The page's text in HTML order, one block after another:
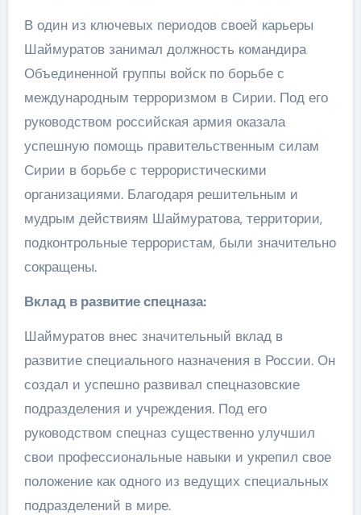
В один из ключевых периодов своей карьеры
Шаймуратов занимал должность командира
Объединенной группы войск по борьбе с
международным терроризмом в Сирии. Под его
руководством российская армия оказала
успешную помощь правительственным силам
Сирии в борьбе с террористическими
организациями. Благодаря решительным и
мудрым действиям Шаймуратова, территории,
подконтрольные террористам, были значительно
сокращены.
Вклад в развитие спецназа:
Шаймуратов внес значительный вклад в
развитие специального назначения в России. Он
создал и успешно развивал спецназовские
подразделения и учреждения. Под его
руководством спецназ существенно улучшил
свои профессиональные навыки и укрепил свое
положение как одного из ведущих специальных
подразделений в мире.